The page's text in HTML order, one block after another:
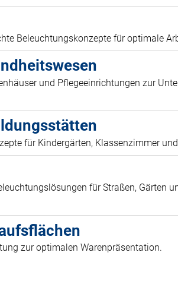
Beleuchtungskonzepte für optimale
und Pflegeeinrichtungen zur
für Kindergärten, Klassenzimmer
für Straßen, Gärten
zur optimalen Warenpräsentation.